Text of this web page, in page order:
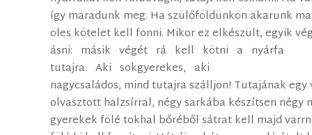
így maradunk meg. Ha szülőföldünkön akarunk
öles kötelet kell fonni. Mikor ez elkészült, egyik
ásni: másik végét rá kell kötni a nyárfa
tutajra. Aki sokgyerekes, aki
nagycsaládos, mind tutajra szálljon! Tutajának
olvasztott halzsírral, négy sarkába készítsen négy
gyerekek fölé tokhal bőréből sátrat kell majd